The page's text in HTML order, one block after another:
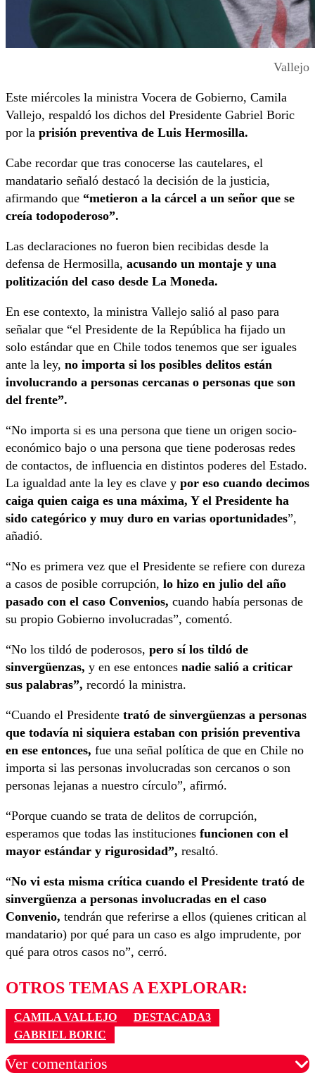
Vallejo
Este miércoles la ministra Vocera de Gobierno, Camila
Vallejo, respaldó los dichos del Presidente Gabriel Boric
por la prisión preventiva de Luis Hermosilla.
Cabe recordar que tras conocerse las cautelares, el
mandatario señaló destacó la decisión de la justicia,
afirmando que “metieron a la cárcel a un señor que se
creía todopoderoso”.
Las declaraciones no fueron bien recibidas desde la
defensa de Hermosilla, acusando un montaje y una
politización del caso desde La Moneda.
En ese contexto, la ministra Vallejo salió al paso para
señalar que “el Presidente de la República ha fijado un
solo estándar que en Chile todos tenemos que ser iguales
ante la ley, no importa si los posibles delitos están
involucrando a personas cercanas o personas que son
del frente”.
“No importa si es una persona que tiene un origen socio-
económico bajo o una persona que tiene poderosas redes
de contactos, de influencia en distintos poderes del Estado.
La igualdad ante la ley es clave y por eso cuando decimos
caiga quien caiga es una máxima, Y el Presidente ha
sido categórico y muy duro en varias oportunidades”,
añadió.
“No es primera vez que el Presidente se refiere con dureza
a casos de posible corrupción, lo hizo en julio del año
pasado con el caso Convenios, cuando había personas de
su propio Gobierno involucradas”, comentó.
“No los tildó de poderosos, pero sí los tildó de
sinvergüenzas, y en ese entonces nadie salió a criticar
sus palabras”, recordó la ministra.
“Cuando el Presidente trató de sinvergüenzas a personas
que todavía ni siquiera estaban con prisión preventiva
en ese entonces, fue una señal política de que en Chile no
importa si las personas involucradas son cercanos o son
personas lejanas a nuestro círculo”, afirmó.
“Porque cuando se trata de delitos de corrupción,
esperamos que todas las instituciones funcionen con el
mayor estándar y rigurosidad”, resaltó.
“No vi esta misma crítica cuando el Presidente trató de
sinvergüenza a personas involucradas en el caso
Convenio, tendrán que referirse a ellos (quienes critican al
mandatario) por qué para un caso es algo imprudente, por
qué para otros casos no”, cerró.
OTROS TEMAS A EXPLORAR:
CAMILA VALLEJO
DESTACADA3
GABRIEL BORIC
Ver comentarios